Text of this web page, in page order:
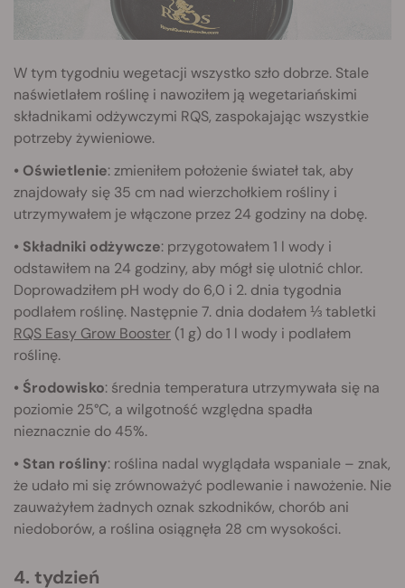
W tym tygodniu wegetacji wszystko szło dobrze. Stale
naświetlałem roślinę i nawoziłem ją wegetariańskimi
składnikami odżywczymi RQS, zaspokajając wszystkie
potrzeby żywieniowe.
• Oświetlenie: zmieniłem położenie świateł tak, aby
znajdowały się 35 cm nad wierzchołkiem rośliny i
utrzymywałem je włączone przez 24 godziny na dobę.
• Składniki odżywcze: przygotowałem 1 l wody i
odstawiłem na 24 godziny, aby mógł się ulotnić chlor.
Doprowadziłem pH wody do 6,0 i 2. dnia tygodnia
podlałem roślinę. Następnie 7. dnia dodałem ⅓ tabletki
RQS Easy Grow Booster (1 g) do 1 l wody i podlałem
roślinę.
• Środowisko: średnia temperatura utrzymywała się na
poziomie 25°C, a wilgotność względna spadła
nieznacznie do 45%.
• Stan rośliny: roślina nadal wyglądała wspaniale – znak,
że udało mi się zrównoważyć podlewanie i nawożenie. Nie
zauważyłem żadnych oznak szkodników, chorób ani
niedoborów, a roślina osiągnęła 28 cm wysokości.
4. tydzień